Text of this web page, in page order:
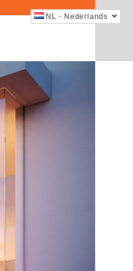
NL - Nederlands